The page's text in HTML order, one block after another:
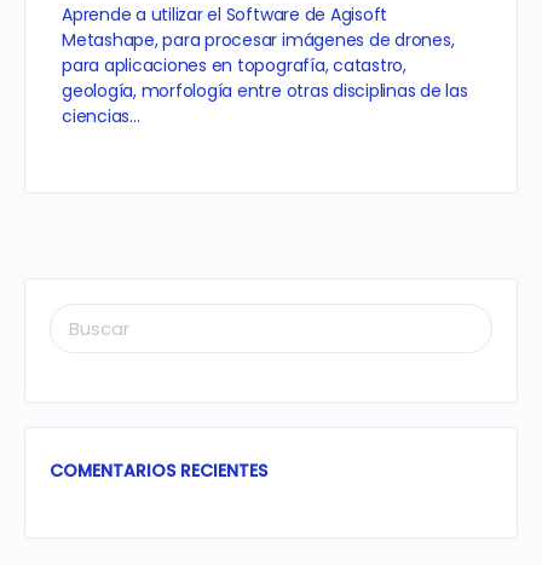
Aprende a utilizar el Software de Agisoft
Metashape, para procesar imágenes de drones,
para aplicaciones en topografía, catastro,
geología, morfología entre otras disciplinas de las
ciencias…
BUSCAR:
COMENTARIOS RECIENTES